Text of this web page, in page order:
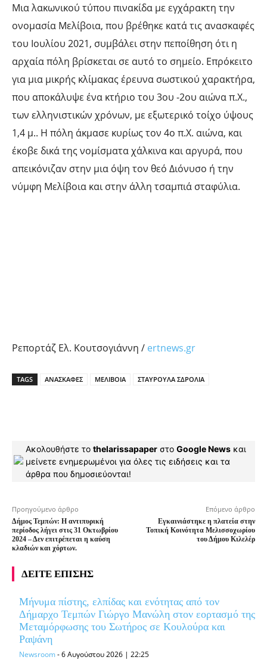
Μια λακωνικού τύπου πινακίδα με εγχάρακτη την
ονομασία Μελίβοια, που βρέθηκε κατά τις ανασκαφές
του Ιουλίου 2021, συμβάλει στην πεποίθηση ότι η
αρχαία πόλη βρίσκεται σε αυτό το σημείο. Επρόκειτο
για μια μικρής κλίμακας έρευνα σωστικού χαρακτήρα,
που αποκάλυψε ένα κτήριο του 3ου -2ου αιώνα π.Χ.,
των ελληνιστικών χρόνων, με εξωτερικό τοίχο ύψους
1,4 μ.. Η πόλη άκμασε κυρίως τον 4ο π.Χ. αιώνα, και
έκοβε δικά της νομίσματα χάλκινα και αργυρά, που
απεικόνιζαν στην μια όψη τον θεό Διόνυσο ή την
νύμφη Μελίβοια και στην άλλη τσαμπιά σταφύλια.
Ρεπορτάζ Ελ. Κουτσογιάννη / ertnews.gr
TAGS ΑΝΑΣΚΑΦΕΣ ΜΕΛΙΒΟΙΑ ΣΤΑΥΡΟΥΛΑ ΣΔΡΟΛΙΑ
Ακολουθήστε το thelarissapaper στο Google News και
μείνετε ενημερωμένοι για όλες τις ειδήσεις και τα
άρθρα που δημοσιεύονται!
Προηγούμενο άρθρο
Δήμος Τεμπών: Η αντιπυρική
περίοδος λήγει στις 31 Οκτωβρίου
2024 – Δεν επιτρέπεται η καύση
κλαδιών και χόρτων.
Επόμενο άρθρο
Εγκαινιάστηκε η πλατεία στην
Τοπική Κοινότητα Μελισσοχωρίου
του Δήμου Κιλελέρ
ΔΕΙΤΕ ΕΠΙΣΗΣ
Μήνυμα πίστης, ελπίδας και ενότητας από τον
Δήμαρχο Τεμπών Γιώργο Μανώλη στον εορτασμό της
Μεταμόρφωσης του Σωτήρος σε Κουλούρα και
Ραψάνη
Newsroom-6 Αυγούστου 2026 | 22:25